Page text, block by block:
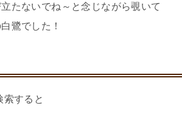
たないでね～と念じながら覗いて
鷺でした！
索すると